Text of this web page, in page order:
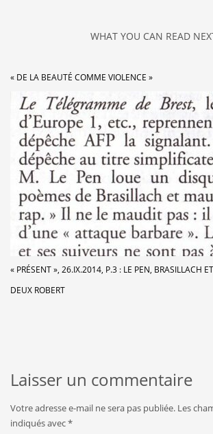
WHAT YOU CAN READ
« DE LA BEAUTÉ COMME VIOLENCE »
« PRÉSENT », 26.IX.2014, P.3 : LE PEN, BRASILLACH ET
DEUX ROBERT
Laisser un commentaire
Votre adresse e-mail ne sera pas publiée. Les
indiqués avec*